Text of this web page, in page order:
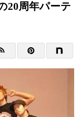
20周年パーテ